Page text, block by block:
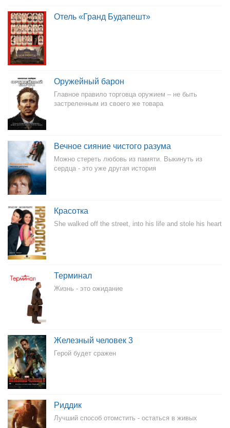
Отель «Гранд Будапешт»
Оружейный барон
Главное правило торговца оружием – не быть
застреленным из своего же товара
Вечное сияние чистого разума
Можно стереть любовь из памяти. Выкинуть из
сердца - это уже другая история
Красотка
She walked off the street, into his life and stole his heart
Терминал
Жизнь - это ожидание
Железный человек 3
Герой будет сражен
Риддик
Лучший способ отомстить - остаться в живых